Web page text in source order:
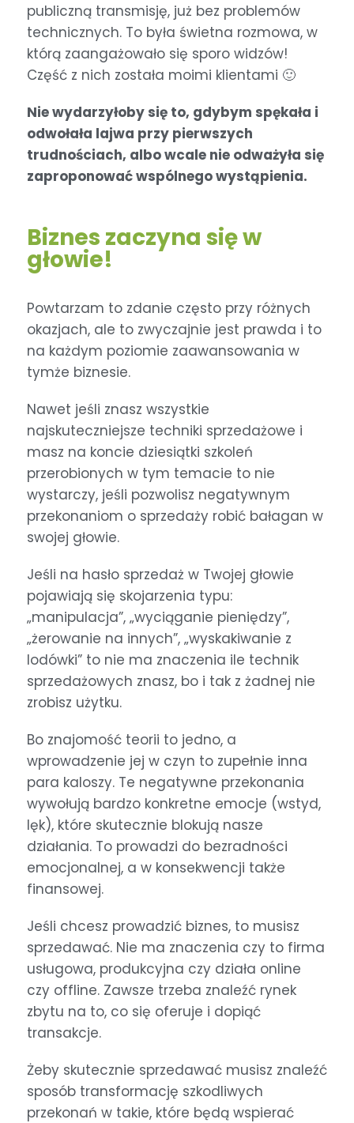
publiczną transmisję, już bez problemów
technicznych. To była świetna rozmowa, w
którą zaangażowało się sporo widzów!
Część z nich została moimi klientami 🙂
Nie wydarzyłoby się to, gdybym spękała i
odwołała lajwa przy pierwszych
trudnościach, albo wcale nie odważyła się
zaproponować wspólnego wystąpienia.
Biznes zaczyna się w
głowie!
Powtarzam to zdanie często przy różnych
okazjach, ale to zwyczajnie jest prawda i to
na każdym poziomie zaawansowania w
tymże biznesie.
Nawet jeśli znasz wszystkie
najskuteczniejsze techniki sprzedażowe i
masz na koncie dziesiątki szkoleń
przerobionych w tym temacie to nie
wystarczy, jeśli pozwolisz negatywnym
przekonaniom o sprzedaży robić bałagan w
swojej głowie.
Jeśli na hasło sprzedaż w Twojej głowie
pojawiają się skojarzenia typu:
„manipulacja”, „wyciąganie pieniędzy”,
„żerowanie na innych”, „wyskakiwanie z
lodówki” to nie ma znaczenia ile technik
sprzedażowych znasz, bo i tak z żadnej nie
zrobisz użytku.
Bo znajomość teorii to jedno, a
wprowadzenie jej w czyn to zupełnie inna
para kaloszy. Te negatywne przekonania
wywołują bardzo konkretne emocje (wstyd,
lęk), które skutecznie blokują nasze
działania. To prowadzi do bezradności
emocjonalnej, a w konsekwencji także
finansowej.
Jeśli chcesz prowadzić biznes, to musisz
sprzedawać. Nie ma znaczenia czy to firma
usługowa, produkcyjna czy działa online
czy offline. Zawsze trzeba znaleźć rynek
zbytu na to, co się oferuje i dopiąć
transakcje.
Żeby skutecznie sprzedawać musisz znaleźć
sposób transformację szkodliwych
przekonań w takie, które będą wspierać